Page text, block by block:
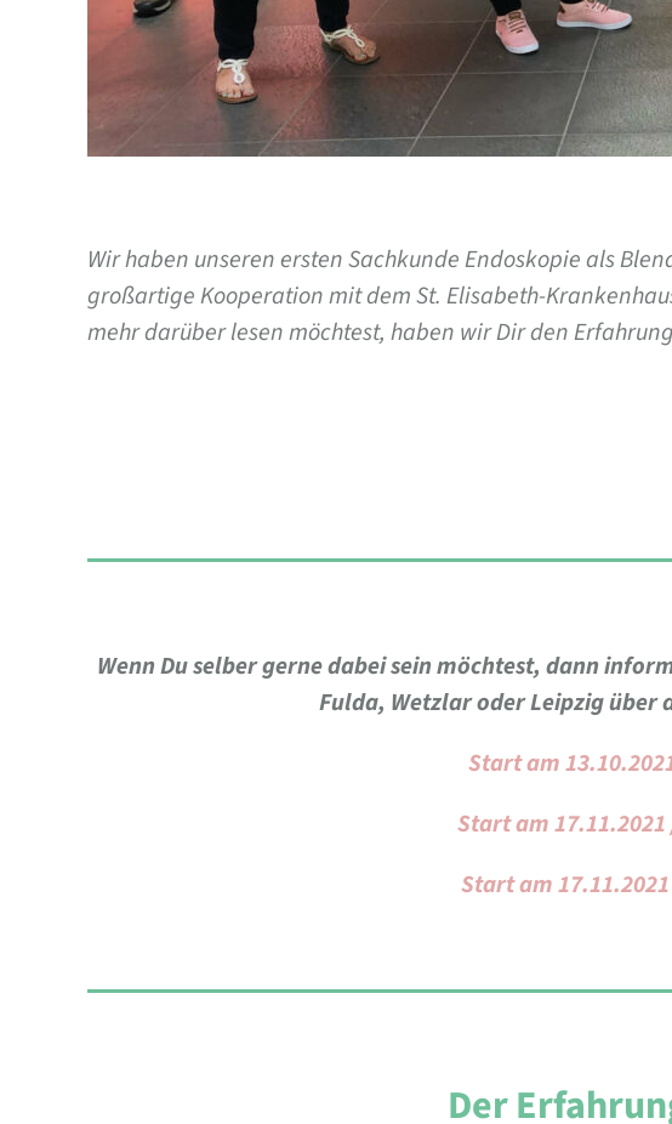
Wir haben unseren ersten Sachkunde Endoskopie als
großartige Kooperation mit dem St. Elisabeth-
mehr darüber lesen möchtest, haben wir Dir den
Wenn Du selber gerne dabei sein möchtest, dann
Fulda, Wetzlar oder Leipzig über
Start am
Start am
Start am
Der